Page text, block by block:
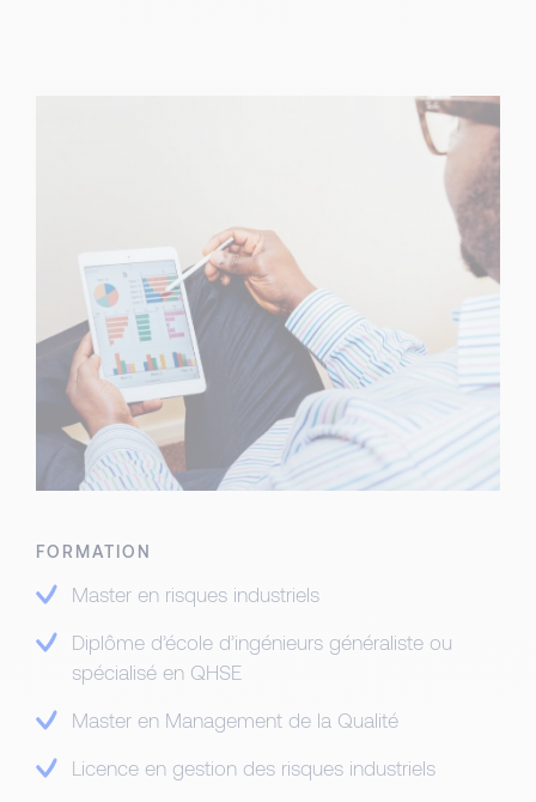
FORMATION
Master en risques industriels
Diplôme d’école d’ingénieurs généraliste ou
spécialisé en QHSE
Master en Management de la Qualité
Licence en gestion des risques industriels